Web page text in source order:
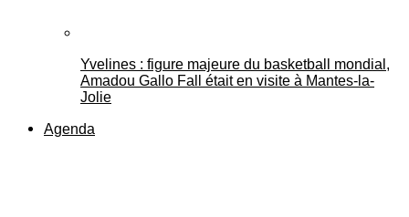
Yvelines : figure majeure du basketball mondial,
Amadou Gallo Fall était en visite à Mantes-la-
Jolie
Agenda